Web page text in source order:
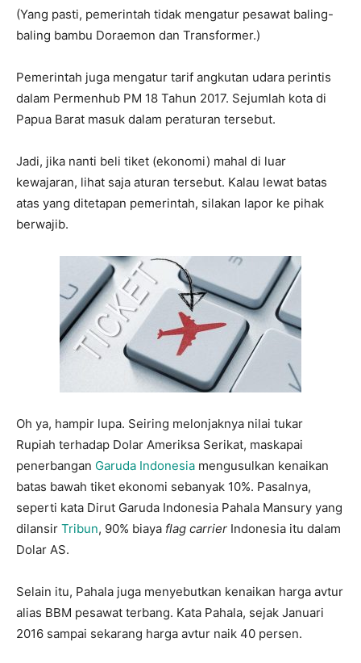
(Yang pasti, pemerintah tidak mengatur pesawat baling-
baling bambu Doraemon dan Transformer.)
Pemerintah juga mengatur tarif angkutan udara perintis
dalam Permenhub PM 18 Tahun 2017. Sejumlah kota di
Papua Barat masuk dalam peraturan tersebut.
Jadi, jika nanti beli tiket (ekonomi) mahal di luar
kewajaran, lihat saja aturan tersebut. Kalau lewat batas
atas yang ditetapan pemerintah, silakan lapor ke pihak
berwajib.
Oh ya, hampir lupa. Seiring melonjaknya nilai tukar
Rupiah terhadap Dolar Ameriksa Serikat, maskapai
penerbangan Garuda Indonesia mengusulkan kenaikan
batas bawah tiket ekonomi sebanyak 10%. Pasalnya,
seperti kata Dirut Garuda Indonesia Pahala Mansury yang
dilansir Tribun, 90% biaya flag carrier Indonesia itu dalam
Dolar AS.
Selain itu, Pahala juga menyebutkan kenaikan harga avtur
alias BBM pesawat terbang. Kata Pahala, sejak Januari
2016 sampai sekarang harga avtur naik 40 persen.